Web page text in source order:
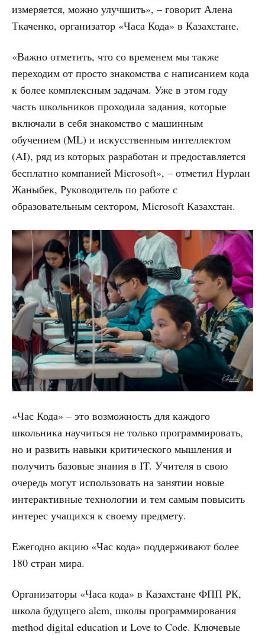
измеряется, можно улучшить», – говорит Алена
Ткаченко, организатор «Часа Кода» в Казахстане.
«Важно отметить, что со временем мы также
переходим от просто знакомства с написанием кода
к более комплексным задачам. Уже в этом году
часть школьников проходила задания, которые
включали в себя знакомство с машинным
обучением (ML) и искусственным интеллектом
(AI), ряд из которых разработан и предоставляется
бесплатно компанией Microsoft», – отметил Нурлан
Жаныбек, Руководитель по работе с
образовательным сектором, Microsoft Казахстан.
«Час Кода» – это возможность для каждого
школьника научиться не только программировать,
но и развить навыки критического мышления и
получить базовые знания в IT. Учителя в свою
очередь могут использовать на занятии новые
интерактивные технологии и тем самым повысить
интерес учащихся к своему предмету.
Ежегодно акцию «Час кода» поддерживают более
180 стран мира.
Организаторы «Часа кода» в Казахстане ФПП РК,
школа будущего alem, школы программирования
method digital education и Love to Code. Ключевые